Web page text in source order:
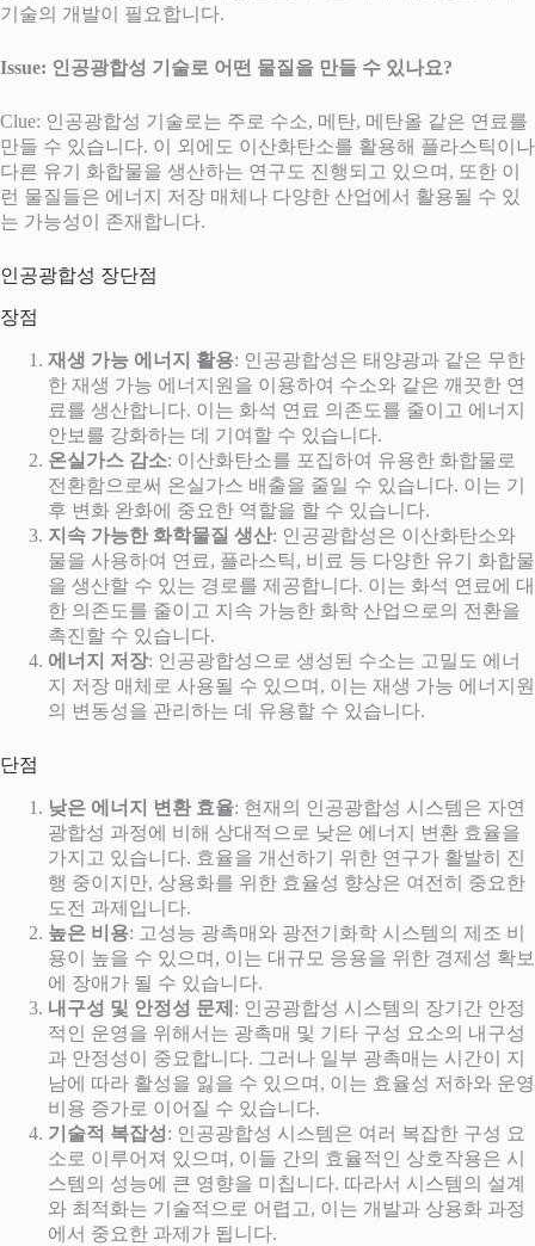
기술의 개발이 필요합니다.
Issue: 인공광합성 기술로 어떤 물질을 만들 수 있나요?
Clue: 인공광합성 기술로는 주로 수소, 메탄, 메탄올 같은 연료를
만들 수 있습니다. 이 외에도 이산화탄소를 활용해 플라스틱이나
다른 유기 화합물을 생산하는 연구도 진행되고 있으며, 또한 이
런 물질들은 에너지 저장 매체나 다양한 산업에서 활용될 수 있
는 가능성이 존재합니다.
인공광합성 장단점
장점
재생 가능 에너지 활용: 인공광합성은 태양광과 같은 무한
한 재생 가능 에너지원을 이용하여 수소와 같은 깨끗한 연
료를 생산합니다. 이는 화석 연료 의존도를 줄이고 에너지
안보를 강화하는 데 기여할 수 있습니다.
온실가스 감소: 이산화탄소를 포집하여 유용한 화합물로
전환함으로써 온실가스 배출을 줄일 수 있습니다. 이는 기
후 변화 완화에 중요한 역할을 할 수 있습니다.
지속 가능한 화학물질 생산: 인공광합성은 이산화탄소와
물을 사용하여 연료, 플라스틱, 비료 등 다양한 유기 화합물
을 생산할 수 있는 경로를 제공합니다. 이는 화석 연료에 대
한 의존도를 줄이고 지속 가능한 화학 산업으로의 전환을
촉진할 수 있습니다.
에너지 저장: 인공광합성으로 생성된 수소는 고밀도 에너
지 저장 매체로 사용될 수 있으며, 이는 재생 가능 에너지원
의 변동성을 관리하는 데 유용할 수 있습니다.
단점
낮은 에너지 변환 효율: 현재의 인공광합성 시스템은 자연
광합성 과정에 비해 상대적으로 낮은 에너지 변환 효율을
가지고 있습니다. 효율을 개선하기 위한 연구가 활발히 진
행 중이지만, 상용화를 위한 효율성 향상은 여전히 중요한
도전 과제입니다.
높은 비용: 고성능 광촉매와 광전기화학 시스템의 제조 비
용이 높을 수 있으며, 이는 대규모 응용을 위한 경제성 확보
에 장애가 될 수 있습니다.
내구성 및 안정성 문제 : 인공광합성 시스템의 장기간 안정
적인 운영을 위해서는 광촉매 및 기타 구성 요소의 내구성
과 안정성이 중요합니다. 그러나 일부 광촉매는 시간이 지
남에 따라 활성을 잃을 수 있으며, 이는 효율성 저하와 운영
비용 증가로 이어질 수 있습니다.
기술적 복잡성: 인공광합성 시스템은 여러 복잡한 구성 요
소로 이루어져 있으며, 이들 간의 효율적인 상호작용은 시
스템의 성능에 큰 영향을 미칩니다. 따라서 시스템의 설계
와 최적화는 기술적으로 어렵고, 이는 개발과 상용화 과정
에서 중요한 과제가 됩니다.